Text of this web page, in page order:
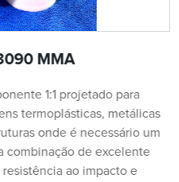
MMA
1:1 projetado para
termoplásticas, metálicas
onde é necessário um
combinação de excelente
ao impacto e